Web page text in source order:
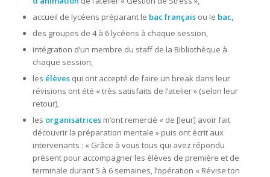
accueil de lycéens préparant le bac françaisou le bac,
des groupes de 4 à 6 lycéens à chaque session,
intégration d’un membre du staff de la Bibliothèque à
chaque session,
les élèvesqui ont accepté de faire un break dans leur
révisions ont été « très satisfaits de l’atelier » (selon leur
retour),
les organisatricesm’ont remercié « de [leur] avoir fait
découvrir la préparation mentale » puis ont écrit aux
intervenants : « Grâce à vous tous qui avez répondu
présent pour accompagner les élèves de première et de
terminale durant 5 à 6 semaines, l’opération « Révise ton